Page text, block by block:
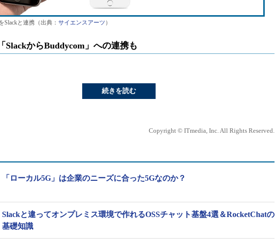
Slackと連携（出典： サイエンスアーツ ）
SlackからBuddycom」への連携も
続きを読む
Copyright © ITmedia, Inc. All Rights Reserved.
「ローカル5G」は企業のニーズに合った5Gなのか？
Slackと違ってオンプレミス環境で作れるOSSチャット基盤4選＆RocketChatの
基礎知識